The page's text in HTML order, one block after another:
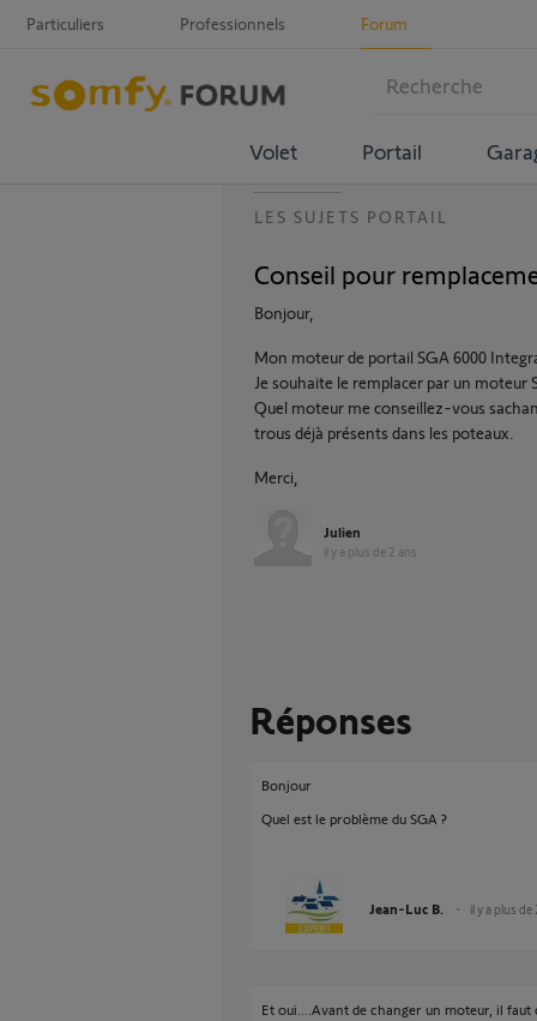
Particuliers Professionnels Forum
Volet Portail
LES SUJETS PORTAIL
Conseil pour
Bonjour,
Mon moteur de portail SGA 6000
Je souhaite le remplacer par un moteur
Quel moteur me conseillez-vous
trous déjà présents dans les poteaux.
Merci,
Julien
il y a plus de 2 ans
Réponses
Bonjour
Quel est le problème du SGA ?
Jean-Luc B. il y a plus de
Et oui....Avant de changer un moteur, il